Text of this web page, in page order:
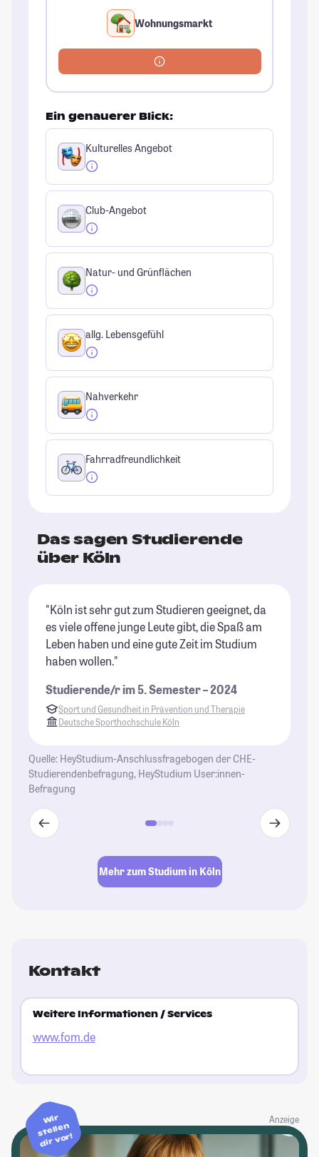
Wohnungsmarkt
Ein genauerer Blick:
Kulturelles Angebot
Club-Angebot
Natur- und Grünflächen
allg. Lebensgefühl
Nahverkehr
Fahrradfreundlichkeit
Das sagen Studierende
über Köln
"Köln ist sehr gut zum Studieren geeignet, da
es viele offene junge Leute gibt, die Spaß am
Leben haben und eine gute Zeit im Studium
haben wollen."
Studierende/r im 5. Semester – 2024
Sport und Gesundheit in Prävention und Therapie
Deutsche Sporthochschule Köln
Quelle: HeyStudium-Anschlussfragebogen der CHE-
Studierendenbefragung, HeyStudium User:innen-
Befragung
Mehr zum Studium in Köln
Kontakt
Weitere Informationen / Services
www.fom.de
Anzeige
Wir
stellen
dir vor!